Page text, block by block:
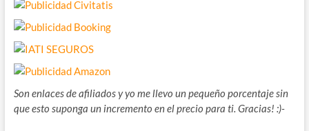
Son enlaces de afiliados y yo me llevo un pequeño porcentaje sin
que esto suponga un incremento en el precio para ti. Gracias! :)-